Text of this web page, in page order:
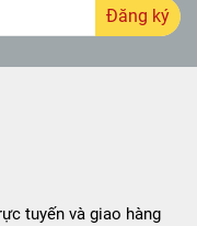
Đăng ký
tuyến và giao hàng